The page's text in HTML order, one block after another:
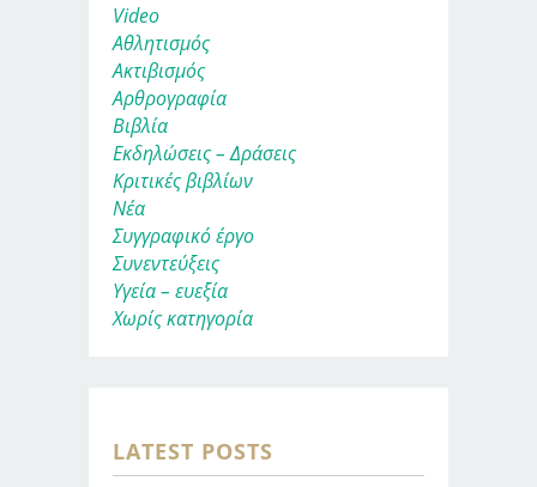
Video
Αθλητισμός
Ακτιβισμός
Αρθρογραφία
Βιβλία
Εκδηλώσεις – Δράσεις
Κριτικές βιβλίων
Νέα
Συγγραφικό έργο
Συνεντεύξεις
Υγεία – ευεξία
Χωρίς κατηγορία
LATEST POSTS